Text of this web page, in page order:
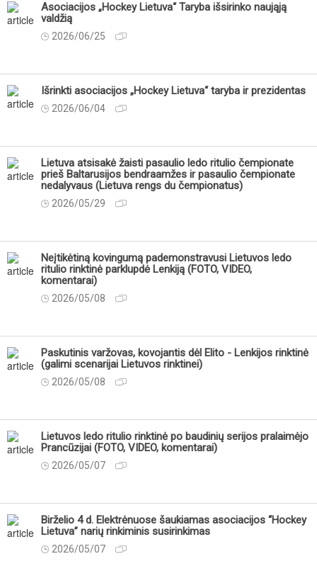
Asociacijos „Hockey Lietuva“ Taryba išsirinko naująją
valdžią
2026/06/25
Išrinkti asociacijos „Hockey Lietuva“ taryba ir prezidentas
2026/06/04
Lietuva atsisakė žaisti pasaulio ledo ritulio čempionate
prieš Baltarusijos bendraamžes ir pasaulio čempionate
nedalyvaus (Lietuva rengs du čempionatus)
2026/05/29
Neįtikėtiną kovingumą pademonstravusi Lietuvos ledo
ritulio rinktinė parklupdė Lenkiją (FOTO, VIDEO,
komentarai)
2026/05/08
Paskutinis varžovas, kovojantis dėl Elito - Lenkijos rinktinė
(galimi scenarijai Lietuvos rinktinei)
2026/05/08
Lietuvos ledo ritulio rinktinė po baudinių serijos pralaimėjo
Prancūzijai (FOTO, VIDEO, komentarai)
2026/05/07
Birželio 4 d. Elektrėnuose šaukiamas asociacijos “Hockey
Lietuva” narių rinkiminis susirinkimas
2026/05/07